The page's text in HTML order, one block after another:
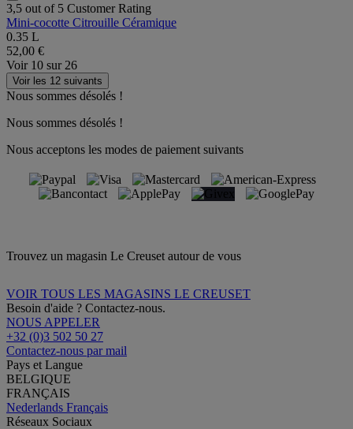
3,5 out of 5 Customer Rating
Mini-cocotte Citrouille Céramique
0.35 L
52,00 €
Voir 10 sur 26
Voir les 12 suivants
Nous sommes désolés !
Nous sommes désolés !
Nous acceptons les modes de paiement suivants
Trouvez un magasin Le Creuset autour de vous
VOIR TOUS LES MAGASINS LE CREUSET
Besoin d'aide ? Contactez-nous.
NOUS APPELER
+32 (0)3 502 50 27
Contactez-nous par mail
Pays et Langue
BELGIQUE
FRANÇAIS
Nederlands Français
Réseaux Sociaux